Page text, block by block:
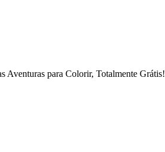
Aventuras para Colorir, Totalmente Grátis!